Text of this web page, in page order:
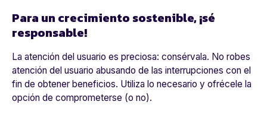
Para un crecimiento sostenible, ¡sé
responsable!
La atención del usuario es preciosa: consérvala. No robes
atención del usuario abusando de las interrupciones con el
fin de obtener beneficios. Utiliza lo necesario y ofrécele la
opción de comprometerse (o no).